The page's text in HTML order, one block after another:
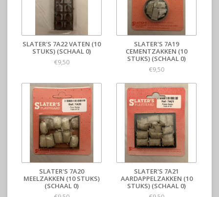
SLATER'S 7A22 VATEN (10
STUKS) (SCHAAL 0)
€9,50
SLATER'S 7A19
CEMENTZAKKEN (10
STUKS) (SCHAAL 0)
€9,50
SLATER'S 7A20
MEELZAKKEN (10 STUKS)
(SCHAAL 0)
SLATER'S 7A21
AARDAPPELZAKKEN (10
STUKS) (SCHAAL 0)